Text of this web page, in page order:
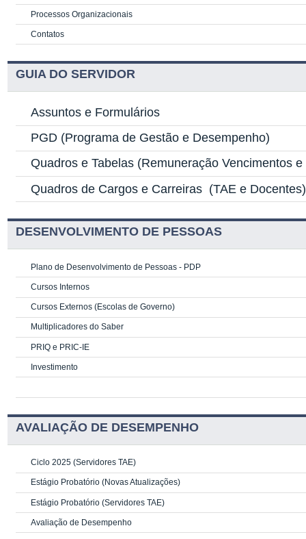
Processos Organizacionais
Contatos
GUIA DO SERVIDOR
Assuntos e Formulários
PGD (Programa de Gestão e Desempenho)
Quadros e Tabelas (Remuneração Vencimentos
Quadros de Cargos e Carreiras (TAE e Docentes)
DESENVOLVIMENTO DE PESSOAS
Plano de Desenvolvimento de Pessoas - PDP
Cursos Internos
Cursos Externos (Escolas de Governo)
Multiplicadores do Saber
PRIQ e PRIC-IE
Investimento
AVALIAÇÃO DE DESEMPENHO
Ciclo 2025 (Servidores TAE)
Estágio Probatório (Novas Atualizações)
Estágio Probatório (Servidores TAE)
Avaliação de Desempenho